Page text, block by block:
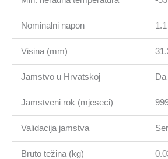
Nominalni napon
Visina (mm)
Jamstvo u Hrvatskoj Da
Jamstveni rok (mjeseci)
Validacija jamstva
Bruto težina (kg)